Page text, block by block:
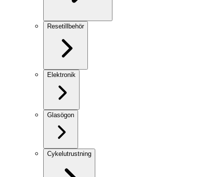
Resetillbehör
Elektronik
Glasögon
Cykelutrustning